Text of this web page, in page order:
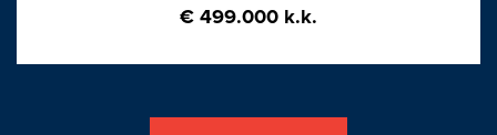
onvolkomenheden in de vermelde gegevens kunnen geen
Oplevering in overleg
€ 499.000 k.k.